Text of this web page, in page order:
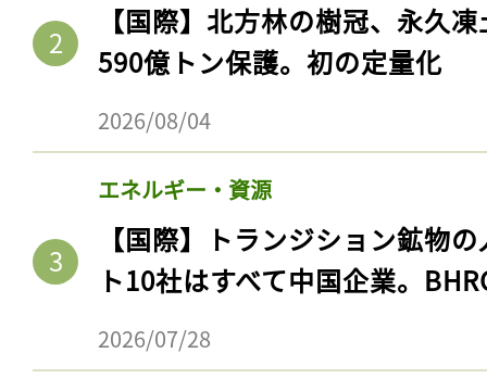
【国際】北方林の樹冠、永久
590億トン保護。初の定量化
2026/08/04
エネルギー・資源
【国際】トランジション鉱物
ト10社はすべて中国企業。
2026/07/28